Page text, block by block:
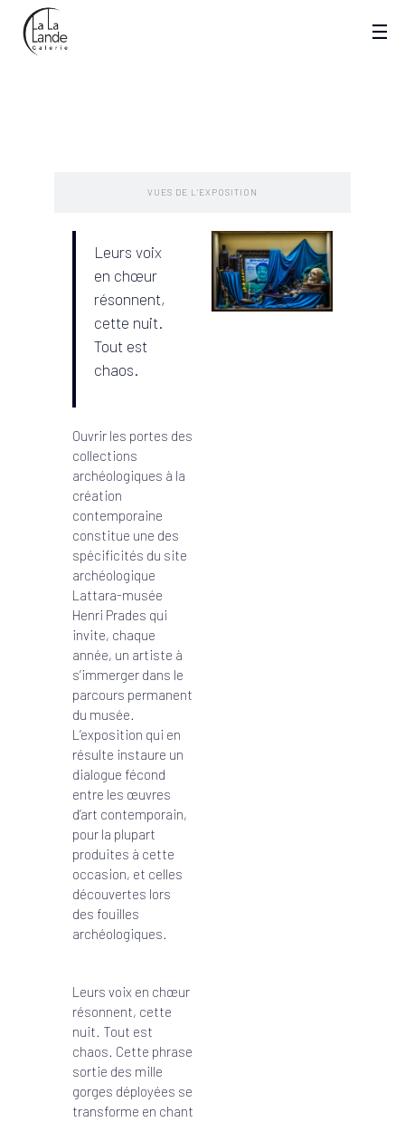
VUES DE L'EXPOSITION
Leurs voix
en chœur
résonnent,
cette nuit.
Tout est
chaos.
Ouvrir les portes des
collections
archéologiques à la
création
contemporaine
constitue une des
spécificités du site
archéologique
Lattara-musée
Henri Prades qui
invite, chaque
année, un artiste à
s’immerger dans le
parcours permanent
du musée.
L’exposition qui en
résulte instaure un
dialogue fécond
entre les œuvres
d’art contemporain,
pour la plupart
produites à cette
occasion, et celles
découvertes lors
des fouilles
archéologiques.
Leurs voix en chœur
résonnent, cette
nuit. Tout est
chaos. Cette phrase
sortie des mille
gorges déployées se
transforme en chant